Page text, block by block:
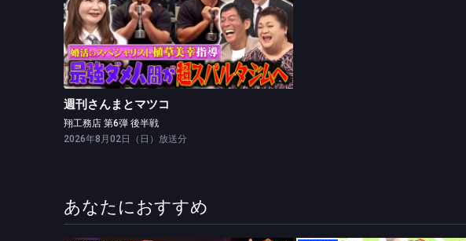
週刊さんまとマツコ
翔工務店 第6弾 後半戦
週刊さんまとマツコ
翔工務店 第6弾 後半戦
2026年8月02日（日）放送分
あなたにおすすめ